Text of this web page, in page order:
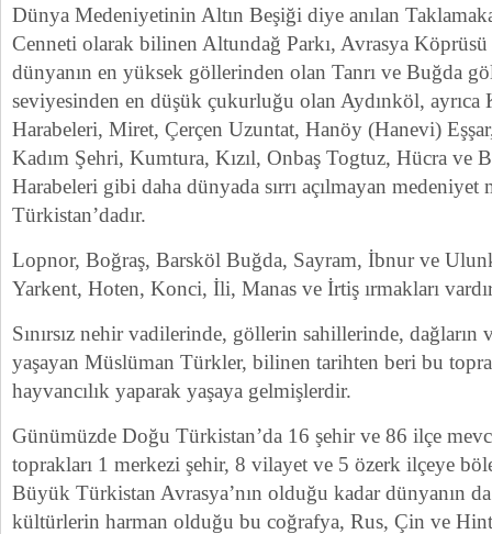
Dünya Medeniyetinin Altın Beşiği diye anılan
Cenneti olarak bilinen Altundağ Parkı, Avrasya
dünyanın en yüksek göllerinden olan Tanrı ve Buğda
seviyesinden en düşük çukurluğu olan Aydınköl, ayrıca
Harabeleri, Miret, Çerçen Uzuntat, Hanöy (Hanevi)
Kadım Şehri, Kumtura, Kızıl, Onbaş Togtuz, Hücra
Harabeleri gibi daha dünyada sırrı açılmayan
Türkistan’dadır.
Lopnor, Boğraş, Barsköl Buğda, Sayram, İbnur ve
Yarkent, Hoten, Konci, İli, Manas ve İrtiş ırmakları
Sınırsız nehir vadilerinde, göllerin sahillerinde, dağların
yaşayan Müslüman Türkler, bilinen tarihten beri bu
hayvancılık yaparak yaşaya gelmişlerdir.
Günümüzde Doğu Türkistan’da 16 şehir ve 86 ilçe
toprakları 1 merkezi şehir, 8 vilayet ve 5 özerk ilçeye
Büyük Türkistan Avrasya’nın olduğu kadar dünyanın
kültürlerin harman olduğu bu coğrafya, Rus, Çin ve